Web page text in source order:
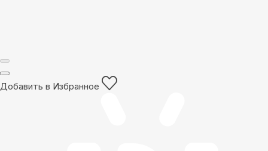
Добавить в Избранное